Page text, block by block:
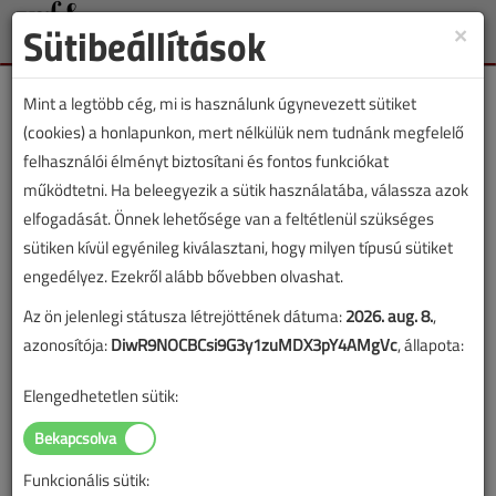
Toggle
Mennyire hatékonyak a
szilikát alapú fűtésrendszer-
javító folyadékok?
2022. március 17. |
2167 |
Ha szivárog a fűtésrendszer, a nyomásvesztés következtében a
gázkazán leáll. Ilyenkor a felhasználók újra töltenek, és töltenek, és
töltenek… A nyers víz különösen a legújabb készülékeket viseli
meg. Friss oxigént bejuttatva korrodálja a fűtési rendszert, és a
×
Sütibeállítások
Mint a legtöbb cég, mi is használunk úgynevezett sütiket
(cookies) a honlapunkon, mert nélkülük nem tudnánk megfelelő
felhasználói élményt biztosítani és fontos funkciókat
működtetni. Ha beleegyezik a sütik használatába, válassza azok
elfogadását. Önnek lehetősége van a feltétlenül szükséges
sütiken kívül egyénileg kiválasztani, hogy milyen típusú sütiket
engedélyez. Ezekről alább bővebben olvashat.
Az ön jelenlegi státusza létrejöttének dátuma:2026. aug. 8.,
azonosítója:DiwR9NOCBCsi9G3y1zuMDX3pY4AMgVc, állapota:
Elengedhetetlen sütik:
Funkcionális sütik: